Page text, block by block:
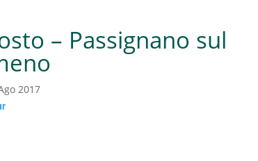
– Passignano sul
2017